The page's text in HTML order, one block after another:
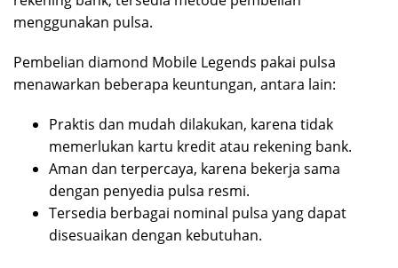
menggunakan pulsa.
Pembelian diamond Mobile Legends pakai pulsa
menawarkan beberapa keuntungan, antara lain:
Praktis dan mudah dilakukan, karena tidak
memerlukan kartu kredit atau rekening bank.
Aman dan terpercaya, karena bekerja sama
dengan penyedia pulsa resmi.
Tersedia berbagai nominal pulsa yang dapat
disesuaikan dengan kebutuhan.